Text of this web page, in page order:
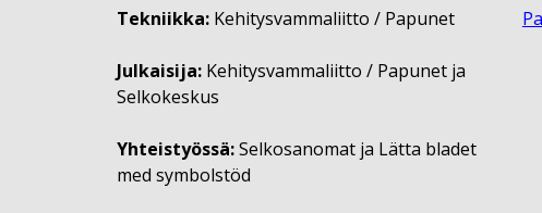
Tekniikka: Kehitysvammaliitto / Papunet
Julkaisija: Kehitysvammaliitto / Papunet ja
Selkokeskus
Yhteistyössä:Selkosanomat ja Lätta bladet
med symbolstöd